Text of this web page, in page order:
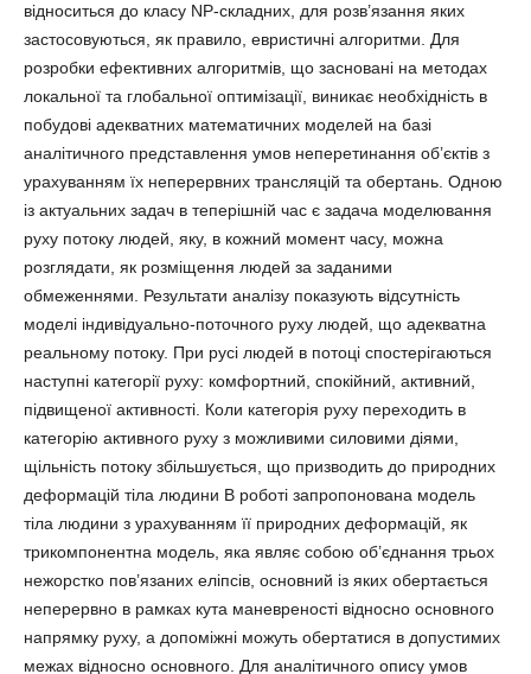
відноситься до класу NP-складних, для розв’язання яких
застосовуються, як правило, евристичні алгоритми. Для
розробки ефективних алгоритмів, що засновані на методах
локальної та глобальної оптимізації, виникає необхідність в
побудові адекватних математичних моделей на базі
аналітичного представлення умов неперетинання об’єктів з
урахуванням їх неперервних трансляцій та обертань. Одною
із актуальних задач в теперішній час є задача моделювання
руху потоку людей, яку, в кожний момент часу, можна
розглядати, як розміщення людей за заданими
обмеженнями. Результати аналізу показують відсутність
моделі індивідуально-поточного руху людей, що адекватна
реальному потоку. При русі людей в потоці спостерігаються
наступні категорії руху: комфортний, спокійний, активний,
підвищеної активності. Коли категорія руху переходить в
категорію активного руху з можливими силовими діями,
щільність потоку збільшується, що призводить до природних
деформацій тіла людини В роботі запропонована модель
тіла людини з урахуванням її природних деформацій, як
трикомпонентна модель, яка являє собою об’єднання трьох
нежорстко пов’язаних еліпсів, основний із яких обертається
неперервно в рамках кута маневреності відносно основного
напрямку руху, а допоміжні можуть обертатися в допустимих
межах відносно основного. Для аналітичного опису умов